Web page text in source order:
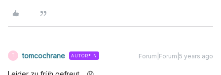
T tomcochrane AUTOR*IN Forum|Forum|5 years ago